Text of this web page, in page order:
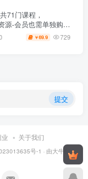
71门课程，
源-会员也需单独购买
￥69.9 729
提交
关于我们
号-1 · 由大牛创